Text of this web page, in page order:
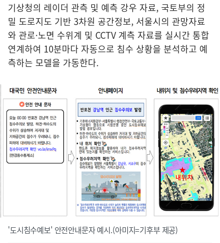
기상청의 레이더 관측 및 예측 강우 자료, 국토부의 정
밀 도로지도 기반 3차원 공간정보, 서울시의 관망자료
와 관로·노면 수위계 및 CCTV 계측 자료를 실시간 통합
연계하여 10분마다 자동으로 침수 상황을 분석하고 예
측하는 모델을 가동한다.
'도시침수예보' 안전안내문자 예시.(아미지=기후부 제공)